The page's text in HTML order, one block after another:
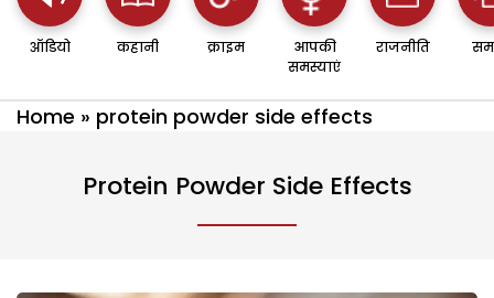
ऑडियो कहानी क्राइम
आपकी
समस्याएं
राजनीति
Home » protein powder side effects
Protein Powder Side Effects